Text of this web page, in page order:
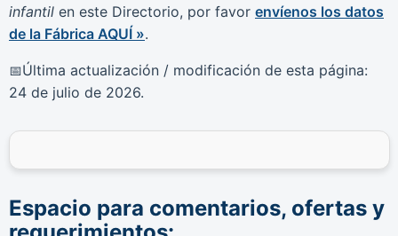
infantil en este Directorio, por favor envíenos los datos
de la Fábrica AQUÍ ».
📅Última actualización / modificación de esta página:
24 de julio de 2026.
Espacio para comentarios, ofertas y